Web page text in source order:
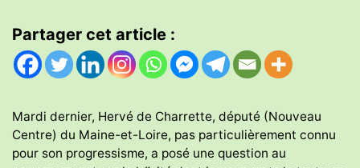
Partager cet article :
Mardi dernier, Hervé de Charrette, député (Nouveau
Centre) du Maine-et-Loire, pas particulièrement connu
pour son progressisme, a posé une question au